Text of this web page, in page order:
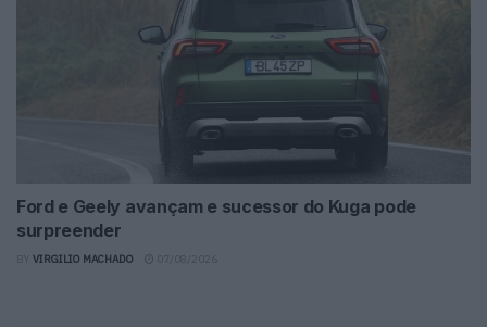
Ford e Geely avançam e sucessor do Kuga pode
surpreender
VIRGILIO MACHADO